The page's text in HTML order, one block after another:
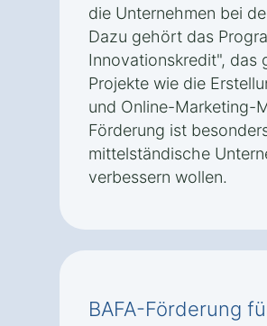
die Unternehmen bei
Dazu gehört das
Innovationskredit", das
Projekte wie die
und Online-Marketing-
Förderung ist
mittelständische
verbessern wollen.
BAFA-Förderung